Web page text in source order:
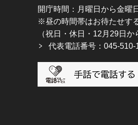
開庁時間：月曜日から金曜
※昼の時間帯はお待たせす
（祝日・休日・12月29日か
代表電話番号：045-510-